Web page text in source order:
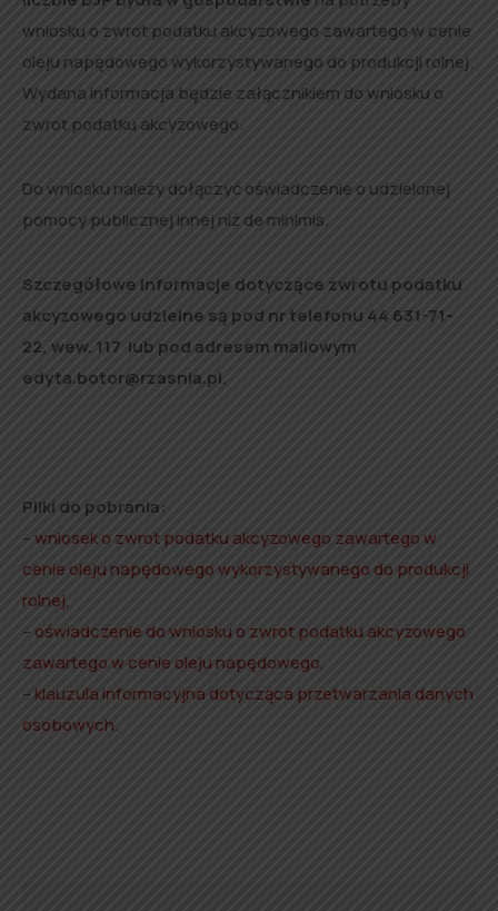
wniosku o zwrot podatku akcyzowego zawartego w cenie
oleju napędowego wykorzystywanego do produkcji rolnej.
Wydana informacja będzie załącznikiem do wniosku o
zwrot podatku akcyzowego.
Do wniosku należy dołączyć oświadczenie o udzielonej
pomocy publicznej innej niż de minimis.
Szczegółowe informacje dotyczące zwrotu podatku
akcyzowego udzielne są pod nr telefonu 44 631-71-
22, wew. 117 lub pod adresem mailowym
edyta.botor@rzasnia.pl.
Pliki do pobrania:
–wniosek o zwrot podatku akcyzowego zawartego w
cenie oleju napędowego wykorzystywanego do produkcji
rolnej,
–oświadczenie do wniosku o zwrot podatku akcyzowego
zawartego w cenie oleju napędowego,
– klauzula informacyjna dotycząca przetwarzania danych
osobowych.